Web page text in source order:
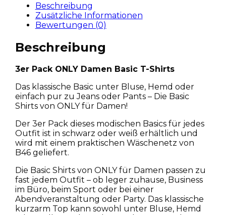
Beschreibung
Zusätzliche Informationen
Bewertungen (0)
Beschreibung
3er Pack ONLY Damen Basic T-Shirts
Das klassische Basic unter Bluse, Hemd oder
einfach pur zu Jeans oder Pants – Die Basic
Shirts von ONLY für Damen!
Der 3er Pack dieses modischen Basics für jedes
Outfit ist in schwarz oder weiß erhältlich und
wird mit einem praktischen Wäschenetz von
B46 geliefert.
Die Basic Shirts von ONLY für Damen passen zu
fast jedem Outfit – ob leger zuhause, Business
im Büro, beim Sport oder bei einer
Abendveranstaltung oder Party. Das klassische
kurzarm Top kann sowohl unter Bluse, Hemd